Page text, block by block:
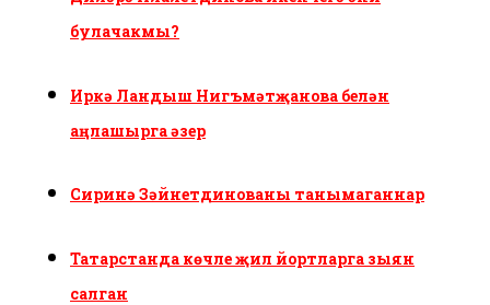
булачакмы?
Иркә Ландыш Нигъмәтҗанова белән
аңлашырга әзер
Сиринә Зәйнетдинованы танымаганнар
Татарстанда көчле җил йортларга зыян
салган